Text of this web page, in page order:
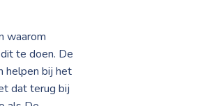
waarom
te doen. De
helpen bij het
dat terug bij